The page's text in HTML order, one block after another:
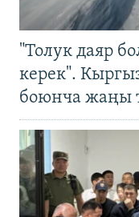
"Толук даяр
керек".
боюнча жаңы